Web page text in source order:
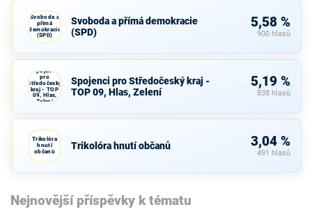
Svoboda a
přímá
demokracie
(SPD)
Svoboda a přímá demokracie
(SPD)
5,58 %
900 hlasů
Spojenci
pro
Středočeský
kraj - TOP
09, Hlas,
Zelení
Spojenci pro Středočeský kraj -
TOP 09, Hlas, Zelení
5,19 %
838 hlasů
Trikolóra
hnutí
občanů
Trikolóra hnutí občanů 3,04 %
491 hlasů
Nejnovější příspěvky k tématu